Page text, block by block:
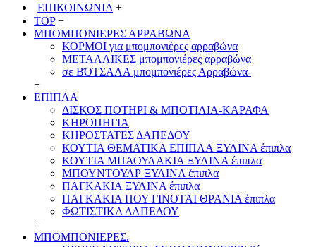
ΕΠΙΚΟΙΝΩΝΙΑ +
TOP +
ΜΠΟΜΠΟΝΙΕΡΕΣ ΑΡΡΑΒΩΝΑ
ΚΟΡΜΟΙ για μπομπονιέρες αρραβώνα
ΜΕΤΑΛΛΙΚΕΣ μπομπονιέρες αρραβώνα
σε ΒΌΤΣΑΛΑ μπομπονιέρες Αρραβώνα-
+
ΕΠΙΠΛΑ
ΔΙΣΚΟΣ ΠΟΤΗΡΙ & ΜΠΟΤΙΛΙΑ-ΚΑΡΑΦΑ
ΚΗΡΟΠΗΓΙΑ
ΚΗΡΟΣΤΑΤΕΣ ΔΑΠΕΔΟΥ
ΚΟΥΤΙΑ ΘΕΜΑΤΙΚΑ ΕΠΙΠΛΑ ΞΥΛΙΝΑ έπιπλα
ΚΟΥΤΙΑ ΜΠΑΟΥΛΑΚΙΑ ΞΥΛΙΝΑ έπιπλα
ΜΠΟΥΝΤΟΥΑΡ ΞΥΛΙΝΑ έπιπλα
ΠΑΓΚΑΚΙΑ ΞΥΛΙΝΑ έπιπλα
ΠΑΓΚΑΚΙΑ ΠΟΥ ΓΙΝΟΤΑΙ ΘΡΑΝΙΑ έπιπλα
ΦΩΤΙΣΤΙΚΑ ΔΑΠΕΔΟΥ
+
ΜΠΟΜΠΟΝΙΕΡΕΣ.